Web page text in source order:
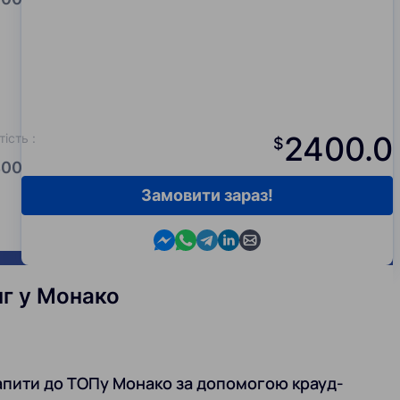
: $2400.0
Contact us in Messenger
Contact us in WhatsApp
Contact us in Telegram
Contact us in Viber
Contact us by email
Замовити зараз!
у Монако
до ТОПу Монако за допомогою крауд-